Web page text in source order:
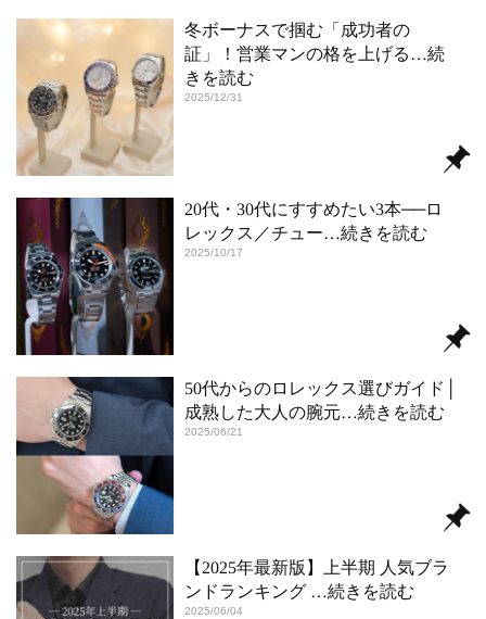
冬ボーナスで掴む「成功者の
証」！営業マンの格を上げる …続
きを読む
2025/12/31
20代・30代にすすめたい3本──ロ
レックス／チュー…続きを読む
2025/10/17
50代からのロレックス選びガイド│
成熟した大人の腕元…続きを読む
2025/06/21
【2025年最新版】上半期 人気ブラ
ンドランキング …続きを読む
2025/06/04